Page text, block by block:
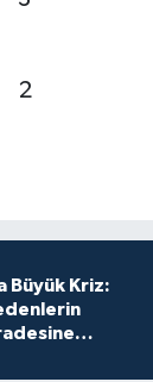
0 2
Büyük Kriz: